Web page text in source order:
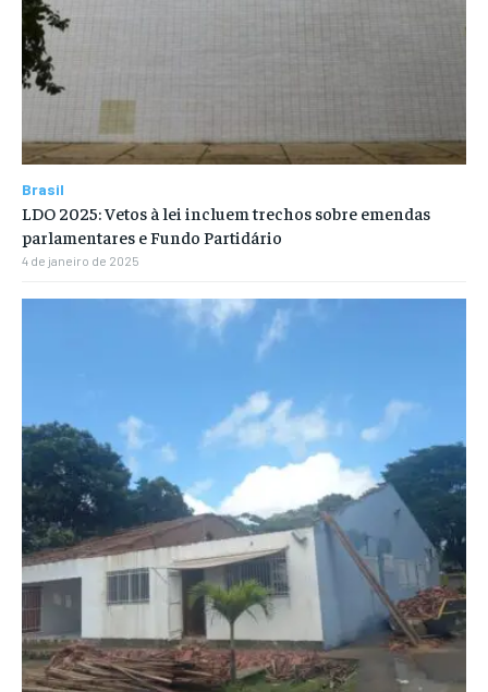
Brasil
LDO 2025: Vetos à lei incluem trechos sobre emendas
parlamentares e Fundo Partidário
4 de janeiro de 2025